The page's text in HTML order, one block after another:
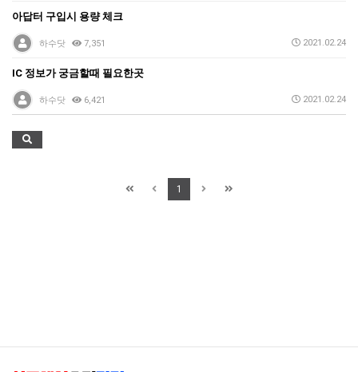
아답터 구입시 용량 체크
하수닷 7,351 2021.02.24
IC 정보가 궁금할때 필요한곳
하수닷 6,421 2021.02.24
1